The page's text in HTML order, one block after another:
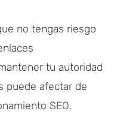
no tengas riesgo
tu autoridad
puede afectar de
SEO.